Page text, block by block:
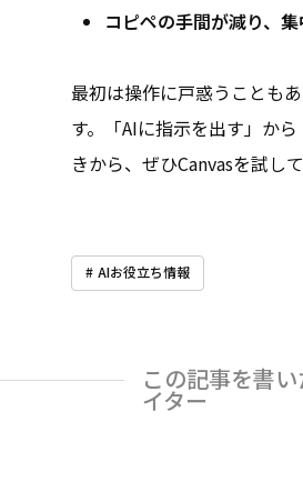
コピペの手間が減り、
最初は操作に戸惑うことも
す。「AIに指示を出す」か
きから、ぜひCanvasを試し
AIお役立ち情報
この記事を書い
イター